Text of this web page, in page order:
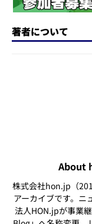
著者について
About
株式会社hon.jp（
アーカイブです。ニ
法人HON.jpが事業